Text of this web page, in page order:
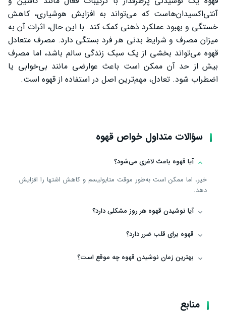
آنتی‌اکسیدان‌هاست که می‌تواند به افزایش هوشیاری، کاهش
خستگی و بهبود عملکرد ذهنی کمک کند. با این حال، اثرات آن به
میزان مصرف و شرایط بدنی هر فرد بستگی دارد. مصرف متعادل
قهوه می‌تواند بخشی از یک سبک زندگی سالم باشد، اما مصرف
بیش از حد آن ممکن است باعث عوارضی مانند بی‌خوابی یا
اضطراب شود. تعادل، مهم‌ترین اصل در استفاده از قهوه است.
سؤالات متداول خواص قهوه
آیا قهوه باعث لاغری می‌شود؟
خیر، اما ممکن است به‌طور موقت متابولیسم و کاهش اشتها را افزایش
دهد.
آیا نوشیدن قهوه هر روز مشکلی دارد؟
قهوه برای قلب ضرر دارد؟
بهترین زمان نوشیدن قهوه چه موقع است؟
منابع